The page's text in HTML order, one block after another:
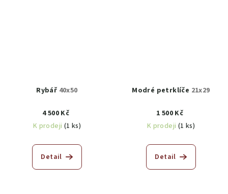
Rybář 40x50
4 500 Kč
K prodeji (1 ks)
Detail
Modré petrklíče 21x29
1 500 Kč
K prodeji (1 ks)
Detail